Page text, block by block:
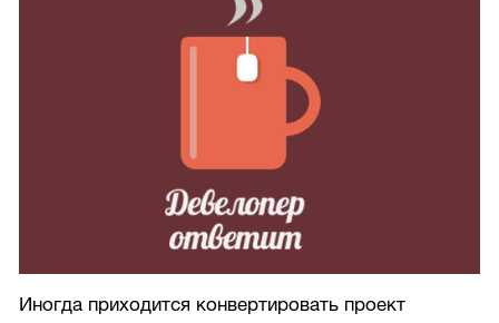
Иногда приходится конвертировать проект